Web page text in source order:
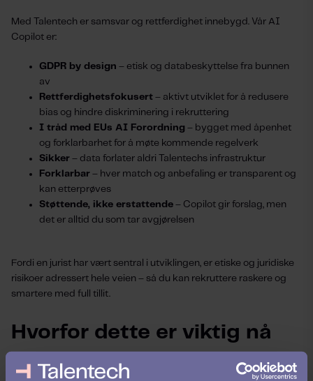
Med Talentech er samsvar og rettferdighet innebygd. Vår AI
Copilot er:
GDPR by design – etisk og databeskyttelse fra bunnen
av
Rettferdighetsfokusert – aktivt utviklet for å redusere
bias og hindre diskriminering i rekruttering
I tråd med EUs AI Forordning – bygget med åpenhet
og forklarbarhet for å møte kommende regelverk
Sikker – data forlater aldri Talentechs infrastruktur
Forklarbar – hver match og anbefaling er transparent og
kan etterprøves
Støttende, ikke erstattende – Copilot gir forslag, men
det er alltid du som tar avgjørelsen
Fordi en jurist har vært sentral i utviklingen, er etiske og juridiske
risikoer adressert hele veien – så du kan rekruttere raskere og
smartere med full tillit.
Hvorfor dette er viktig nå
Ifølge vår Nordic HR Report
71 % av ansatte at